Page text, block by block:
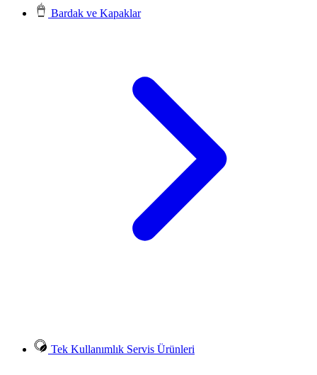
Bardak ve Kapaklar
Tek Kullanımlık Servis Ürünleri